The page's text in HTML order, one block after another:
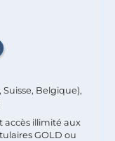
Suisse, Belgique),
accès illimité aux
GOLD ou